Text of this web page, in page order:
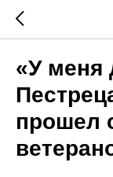
«У меня
прошел